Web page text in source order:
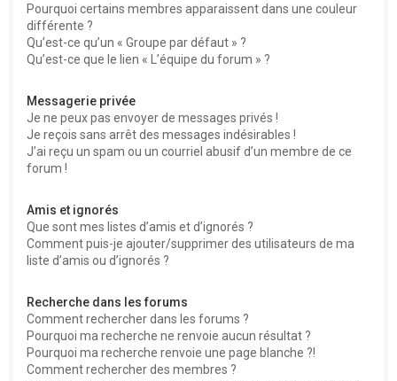
Pourquoi certains membres apparaissent dans une couleur
différente ?
Qu’est-ce qu’un « Groupe par défaut » ?
Qu’est-ce que le lien « L’équipe du forum » ?
Messagerie privée
Je ne peux pas envoyer de messages privés !
Je reçois sans arrêt des messages indésirables !
J’ai reçu un spam ou un courriel abusif d’un membre de ce
forum !
Amis et ignorés
Que sont mes listes d’amis et d’ignorés ?
Comment puis-je ajouter/supprimer des utilisateurs de ma
liste d’amis ou d’ignorés ?
Recherche dans les forums
Comment rechercher dans les forums ?
Pourquoi ma recherche ne renvoie aucun résultat ?
Pourquoi ma recherche renvoie une page blanche ?!
Comment rechercher des membres ?